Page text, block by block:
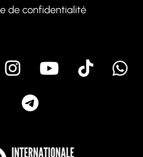
de confidentialité
Instagram
Youtube
Tik